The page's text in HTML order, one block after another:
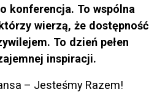
konferencja. To wspólna
wierzą, że dostępność
To dzień pełen
inspiracji.
– Jesteśmy Razem!